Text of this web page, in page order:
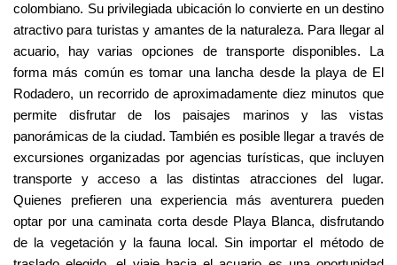
colombiano. Su privilegiada ubicación lo convierte en un destino
atractivo para turistas y amantes de la naturaleza. Para llegar al
acuario, hay varias opciones de transporte disponibles. La
forma más común es tomar una lancha desde la playa de El
Rodadero, un recorrido de aproximadamente diez minutos que
permite disfrutar de los paisajes marinos y las vistas
panorámicas de la ciudad. También es posible llegar a través de
excursiones organizadas por agencias turísticas, que incluyen
transporte y acceso a las distintas atracciones del lugar.
Quienes prefieren una experiencia más aventurera pueden
optar por una caminata corta desde Playa Blanca, disfrutando
de la vegetación y la fauna local. Sin importar el método de